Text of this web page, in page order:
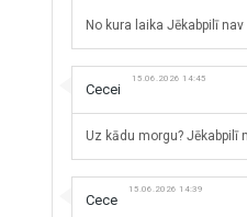
No kura laika Jēkabpilī nav
Cecei
15.06.2026 14:45
Uz kādu morgu?
Cece
15.06.2026 14:39